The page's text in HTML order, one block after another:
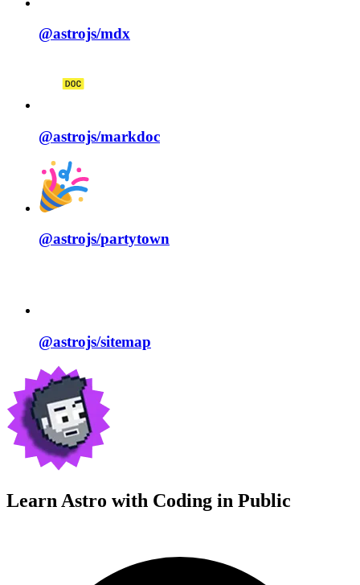
@astrojs/mdx
@astrojs/markdoc
@astrojs/partytown
@astrojs/sitemap
Learn Astro with Coding in Public